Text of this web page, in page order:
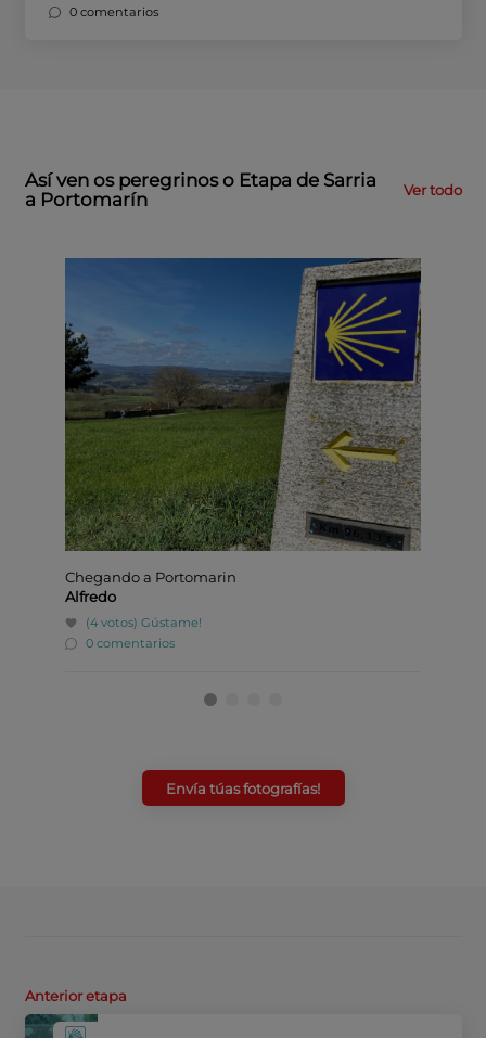
0 comentarios
Así ven os peregrinos o Etapa de Sarria
a Portomarín
Ver todo
Chegando a Portomarin
Alfredo
(4 votos) Gústame!
0 comentarios
Envía túas fotografías!
Anterior etapa